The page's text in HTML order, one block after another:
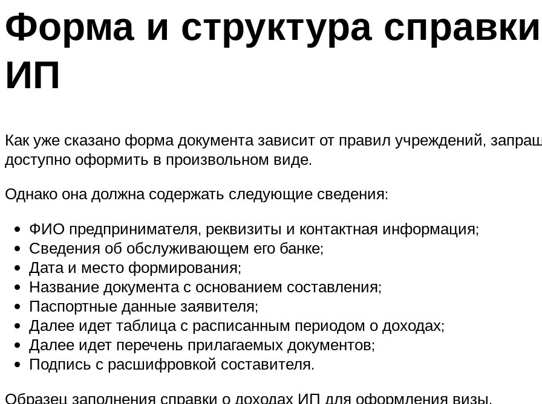
Форма и структура
ИП
Как уже сказано форма документа зависит от правил учреждений,
доступно оформить в произвольном виде.
Однако она должна содержать следующие сведения:
ФИО предпринимателя, реквизиты и контактная информация;
Сведения об обслуживающем его банке;
Дата и место формирования;
Название документа с основанием составления;
Паспортные данные заявителя;
Далее идет таблица с расписанным периодом о доходах;
Далее идет перечень прилагаемых документов;
Подпись с расшифровкой составителя.
Образец заполнения справки о доходах ИП для оформления визы.